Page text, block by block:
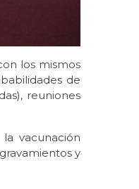
los mismos
de
reuniones
vacunación
y